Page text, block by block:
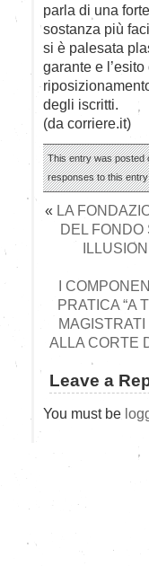
parla di una
sostanza più
si è palesata
garante e
degli iscritti.
(da corriere.it)
This entry was posted
responses to this
« LA
DEL FONDO
I
PRATICA “A
ALLA CORTE
Leave a
You must be